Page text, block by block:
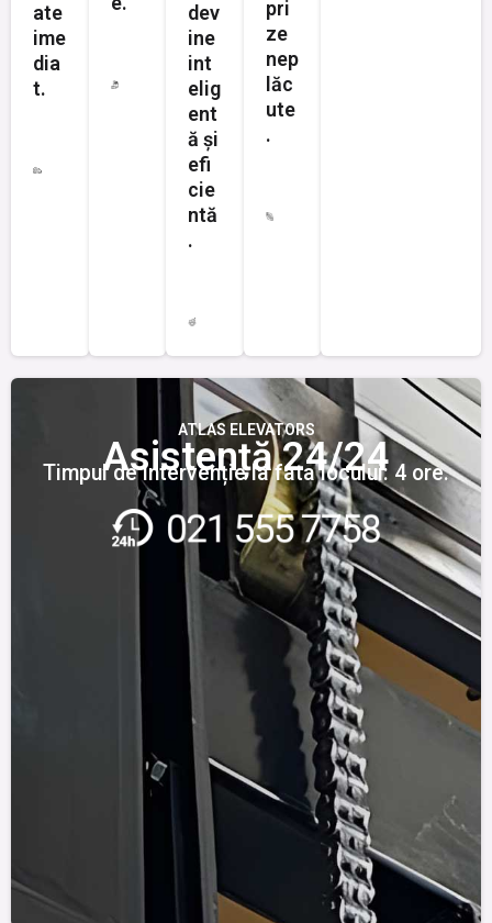
ate
ime
dia
t.
dev
ine
int
elig
ent
ă și
efi
cie
ntă
.
pri
ze
nep
lăc
ute
.
ATLAS ELEVATORS
Asistență 24/24
Timpul de intervenție la fata locului: 4 ore.